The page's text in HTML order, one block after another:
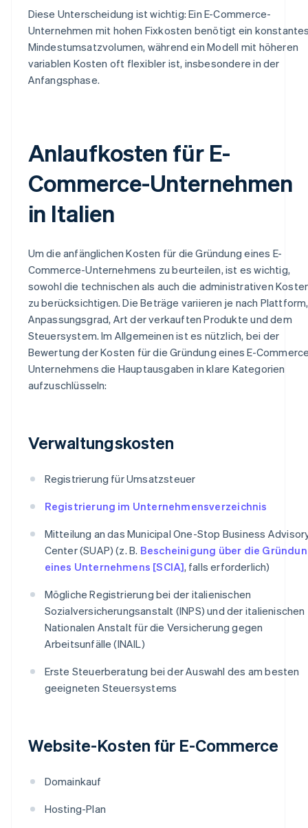
Diese Unterscheidung ist wichtig: Ein E-Commerce-
Unternehmen mit hohen Fixkosten benötigt ein
Mindestumsatzvolumen, während ein Modell mit höheren
variablen Kosten oft flexibler ist, insbesondere in der
Anfangsphase.
Anlaufkosten für E-
Commerce-Unternehmen
in Italien
Um die anfänglichen Kosten für die Gründung eines E-
Commerce-Unternehmens zu beurteilen, ist es wichtig,
sowohl die technischen als auch die administrativen
zu berücksichtigen. Die Beträge variieren je nach Plattform,
Anpassungsgrad, Art der verkauften Produkte und dem
Steuersystem. Im Allgemeinen ist es nützlich, bei der
Bewertung der Kosten für die Gründung eines E-
Unternehmens die Hauptausgaben in klare Kategorien
aufzuschlüsseln:
Verwaltungskosten
Registrierung für Umsatzsteuer
Registrierung im Unternehmensverzeichnis
Mitteilung an das Municipal One-Stop Business
Center (SUAP) (z. B. Bescheinigung über die
eines Unternehmens [SCIA], falls erforderlich)
Mögliche Registrierung bei der italienischen
Sozialversicherungsanstalt (INPS) und der italienischen
Nationalen Anstalt für die Versicherung gegen
Arbeitsunfälle (INAIL)
Erste Steuerberatung bei der Auswahl des am besten
geeigneten Steuersystems
Website-Kosten für E-Commerce
Domainkauf
Hosting-Plan